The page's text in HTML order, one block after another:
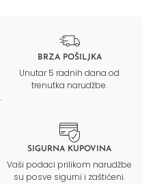
BRZA POŠILJKA
Unutar 5 radnih dana od
trenutka narudžbe.
SIGURNA KUPOVINA
Vaši podaci prilikom narudžbe
su posve sigurni i zaštićeni.